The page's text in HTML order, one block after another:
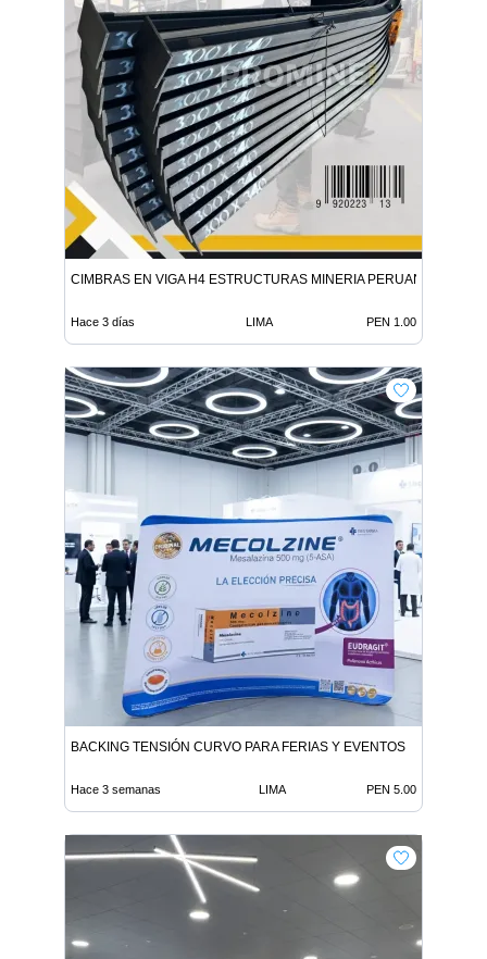
CIMBRAS EN VIGA H4 ESTRUCTURAS MINERIA PERUANA LIMA
Hace 3 días LIMA PEN 1.00
BACKING TENSIÓN CURVO PARA FERIAS Y EVENTOS
Hace 3 semanas LIMA PEN 5.00